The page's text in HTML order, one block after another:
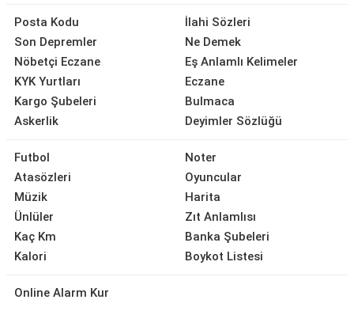
Posta Kodu
Son Depremler
Nöbetçi Eczane
KYK Yurtları
Kargo Şubeleri
Askerlik
İlahi Sözleri
Ne Demek
Eş Anlamlı Kelimeler
Eczane
Bulmaca
Deyimler Sözlüğü
Futbol
Atasözleri
Müzik
Ünlüler
Kaç Km
Kalori
Noter
Oyuncular
Harita
Zıt Anlamlısı
Banka Şubeleri
Boykot Listesi
Online Alarm Kur